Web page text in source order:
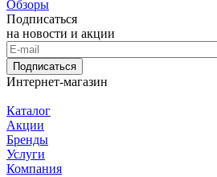
Обзоры
Подписаться
на новости и акции
Подписаться
Интернет-магазин
Каталог
Акции
Бренды
Услуги
Компания